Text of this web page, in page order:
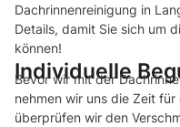
Dachrinnenreinigung in
Details, damit Sie sich um
können!
Individuelle
Bevor wir mit der
nehmen wir uns die Zeit
überprüfen wir den